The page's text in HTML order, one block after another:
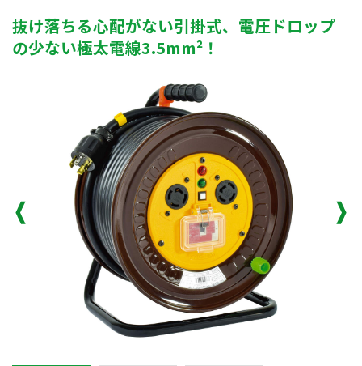
抜け落ちる心配がない引掛式、電圧ドロップ
の少ない極太電線3.5mm²！